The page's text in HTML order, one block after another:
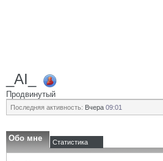
_AI_
Продвинутый
Последняя активность: Вчера 09:01
Обо мне Статистика